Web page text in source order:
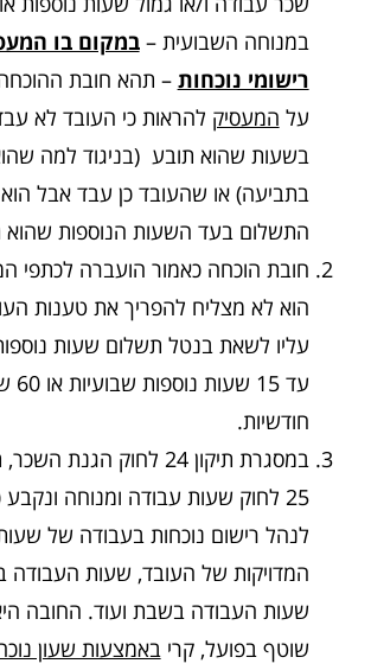
במנוחה השבועית –במקום בו
רישומי נוכחות – תהא חובת
על המעסיק להראות כי העובד לא
בשעות שהוא תובע (בניגוד למה
בתביעה) או שהעובד כן עבד אבל
התשלום בעד השעות הנוספות שהוא
חובת הוכחה כאמור הועברה לכתפי
הוא לא מצליח להפריך את טענות
עליו לשאת בנטל תשלום שעות
חודשיות.
במסגרת תיקון 24 לחוק
25 לחוק שעות עבודה ומנוחה
לנהל רישום נוכחות בעבודה של
המדויקות של העובד, שעות העבודה
שעות העבודה בשבת ועוד. החובה
שוטף בפועל, קרי באמצעות שעון